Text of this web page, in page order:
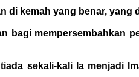
di kemah yang benar,
bagi mempersembahkan
sekali-kali Ia menjadi